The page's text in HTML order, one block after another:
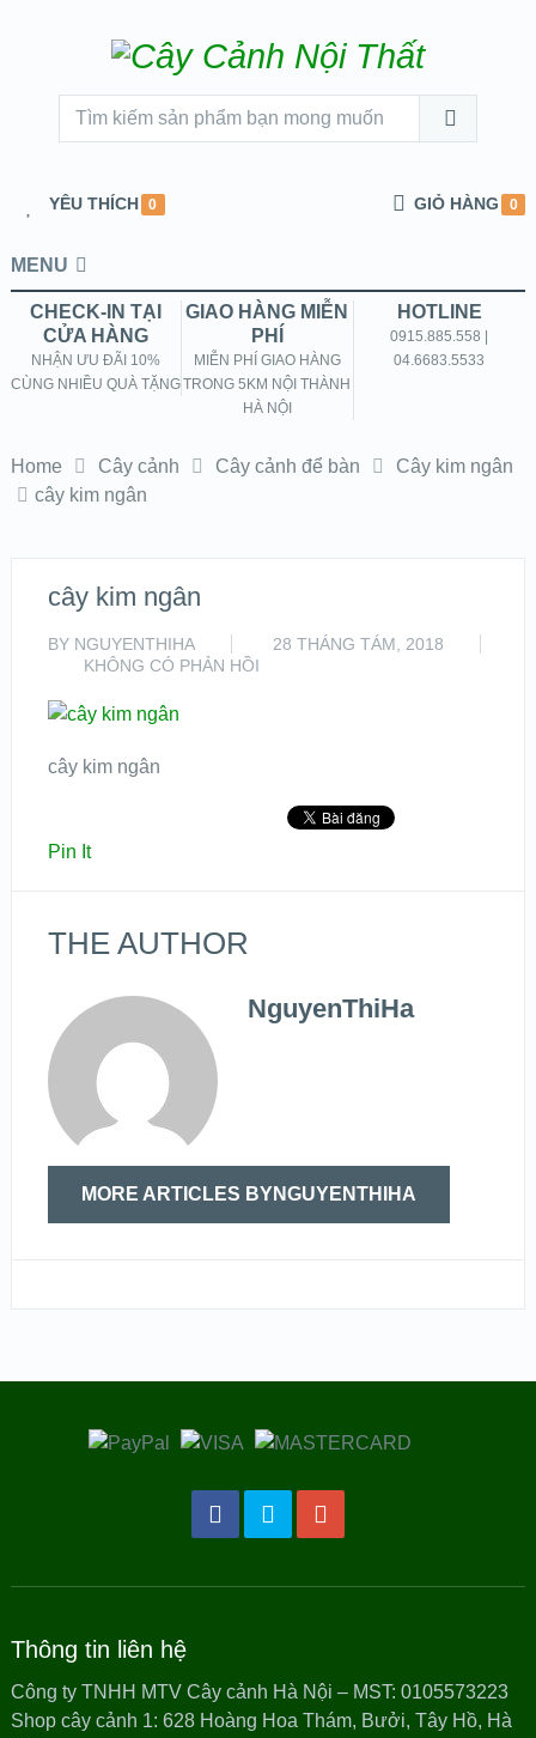
YÊU THÍCH 0 GIỎ HÀNG 0
MENU
CHECK-IN TẠI
CỬA HÀNG
NHẬN ƯU ĐÃI 10%
CÙNG NHIỀU QUÀ TẶNG
GIAO HÀNG MIỄN
PHÍ
MIỄN PHÍ GIAO HÀNG
TRONG 5KM NỘI THÀNH
HÀ NỘI
HOTLINE
0915.885.558 |
04.6683.5533
Home Cây cảnh Cây cảnh để bàn
Cây kim ngân
cây kim ngân
cây kim ngân
BY NGUYENTHIHA
28 THÁNG TÁM, 2018
KHÔNG CÓ PHẢN HỒI
cây kim ngân
Pin It
THE AUTHOR
NguyenThiHa
MORE ARTICLES BYNGUYENTHIHA
Thông tin liên hệ
Công ty TNHH MTV Cây cảnh Hà Nội – MST: 0105573223
Shop cây cảnh 1: 628 Hoàng Hoa Thám, Bưởi, Tây Hồ, Hà